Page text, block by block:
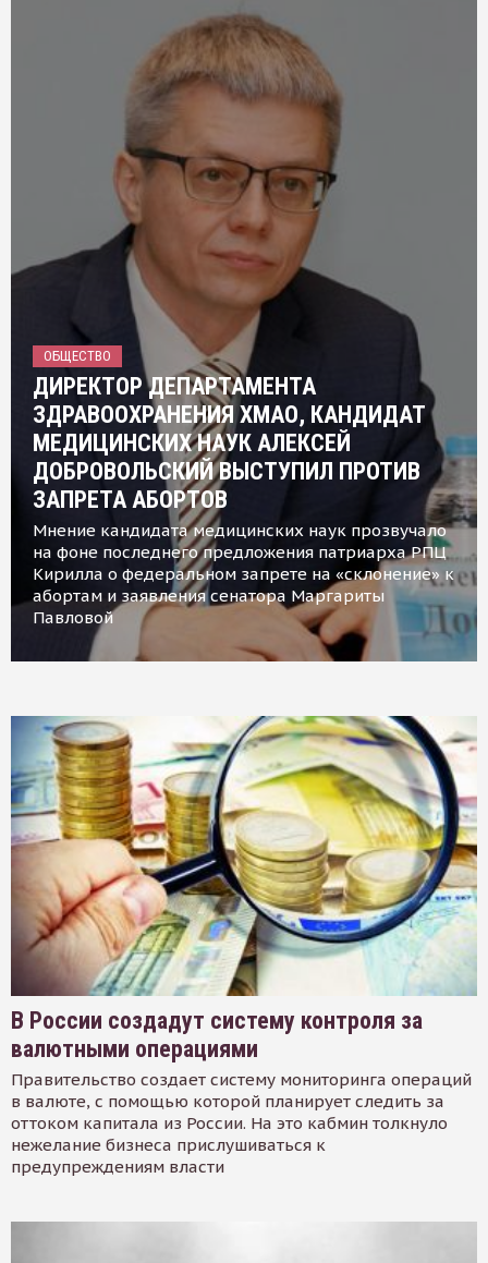
ОБЩЕСТВО
ДИРЕКТОР ДЕПАРТАМЕНТА
ЗДРАВООХРАНЕНИЯ ХМАО, КАНДИДАТ
МЕДИЦИНСКИХ НАУК АЛЕКСЕЙ
ДОБРОВОЛЬСКИЙ ВЫСТУПИЛ ПРОТИВ
ЗАПРЕТА АБОРТОВ
Мнение кандидата медицинских наук прозвучало
на фоне последнего предложения патриарха РПЦ
Кирилла о федеральном запрете на «склонение» к
абортам и заявления сенатора Маргариты
Павловой
В России создадут систему контроля за
валютными операциями
Правительство создает систему мониторинга операций
в валюте, с помощью которой планирует следить за
оттоком капитала из России. На это кабмин толкнуло
нежелание бизнеса прислушиваться к
предупреждениям власти